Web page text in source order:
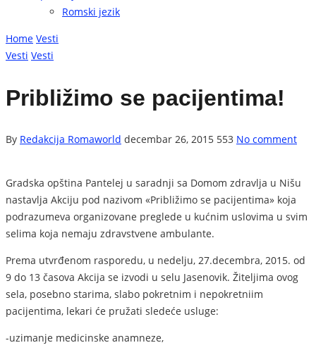
Romski jezik
Home Vesti
Vesti Vesti
Približimo se pacijentima!
By Redakcija Romaworld decembar 26, 2015 553 No comment
Gradska opština Pantelej u saradnji sa Domom zdravlja u Nišu
nastavlja Akciju pod nazivom «Približimo se pacijentima» koja
podrazumeva organizovane preglede u kućnim uslovima u svim
selima koja nemaju zdravstvene ambulante.
Prema utvrđenom rasporedu, u nedelju, 27.decembra, 2015. od
9 do 13 časova Akcija se izvodi u selu Jasenovik. Žiteljima ovog
sela, posebno starima, slabo pokretnim i nepokretniim
pacijentima, lekari će pružati sledeće usluge:
-uzimanje medicinske anamneze,